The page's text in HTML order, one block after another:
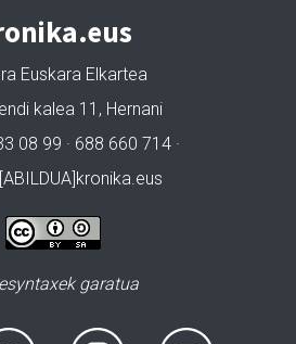
Euskara Elkartea
kalea 11, Hernani
08 99 · 688 660 714 ·
garatua